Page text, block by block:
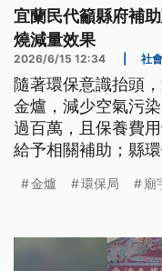
宜蘭民代籲縣府補
燒減量效果
2026/6/15 12:34 社會
隨著環保意識抬頭
金爐，減少空氣污
過百萬，且保養費
給予相關補助；縣
策。
金爐 環保局 廟